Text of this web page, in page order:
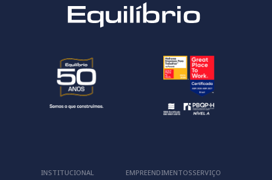
INSTITUCIONAL
EMPREENDIMENTOSSERVIÇO